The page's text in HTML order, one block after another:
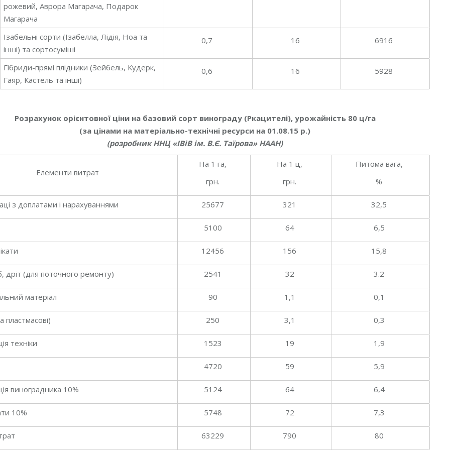
рожевий, Аврора Магарача, Подарок
Магарача
Ізабельні сорти (Ізабелла, Лідія, Ноа та
інші) та сортосуміші
0,7 16 6916
Гібриди-прямі плідники (Зейбель, Кудерк,
Гаяр, Кастель та інші)
0,6 16 5928
Розрахунок орієнтовної ціни на базовий сорт винограду (Ркацителі), урожайність 80 ц/га
(за цінами на матеріально-технічні ресурси на 01.08.15 р.)
(розробник ННЦ «ІВіВ ім. В.Є. Таїрова» НААН)
Елементи витрат
На 1 га,
грн.
На 1 ц,
грн.
Питома вага,
%
з доплатами і нарахуваннями 25677 321 32,5
5100 64 6,5
12456 156 15,8
дріт (для поточного ремонту) 2541 32 3.2
матеріал 90 1,1 0,1
пластмасові) 250 3,1 0,3
техніки 1523 19 1,9
4720 59 5,9
виноградника 10% 5124 64 6,4
10% 5748 72 7,3
63229 790 80